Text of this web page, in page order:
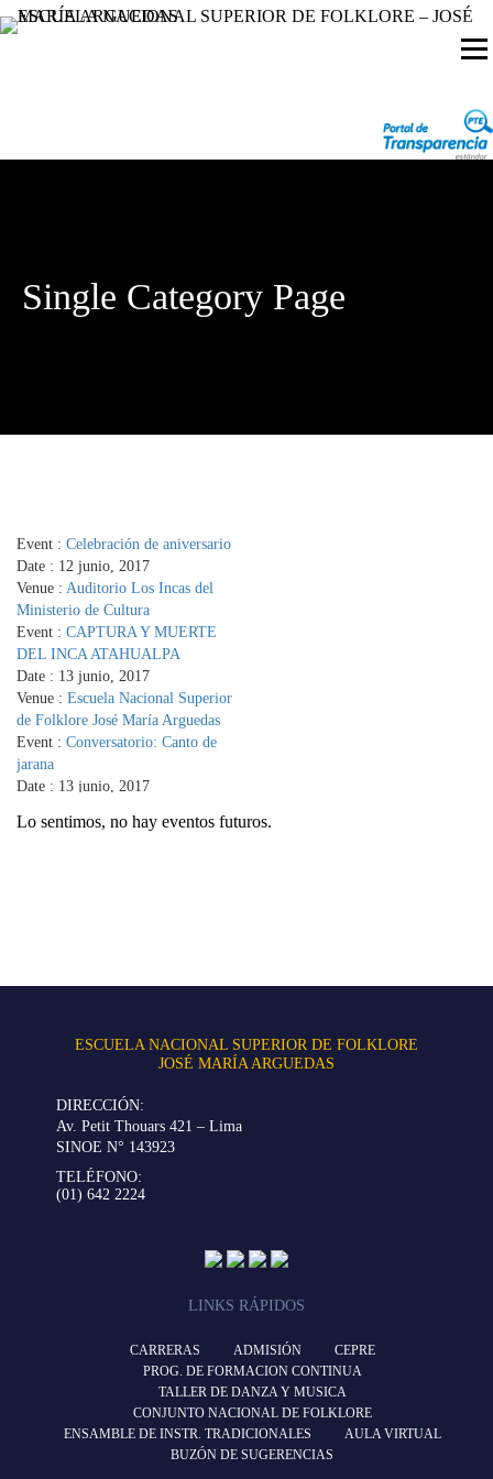
Single Category Page
Event : Celebración de aniversario
Date : 12 junio, 2017
Venue : Auditorio Los Incas del
Ministerio de Cultura
Event : CAPTURA Y MUERTE
DEL INCA ATAHUALPA
Date : 13 junio, 2017
Venue : Escuela Nacional Superior
de Folklore José María Arguedas
Event : Conversatorio: Canto de
jarana
Date : 13 junio, 2017
de Folklore José María Arguedas
Lo sentimos, no hay eventos futuros.
ESCUELA NACIONAL SUPERIOR DE FOLKLORE
JOSÉ MARÍA ARGUEDAS
DIRECCIÓN:
Av. Petit Thouars 421 – Lima
SINOE N° 143923
TELÉFONO:
(01) 642 2224
LINKS RÁPIDOS
CARRERAS ADMISIÓN
CEPRE
PROG. DE FORMACION CONTINUA
TALLER DE DANZA Y MUSICA
CONJUNTO NACIONAL DE FOLKLORE
ENSAMBLE DE INSTR. TRADICIONALES
AULA VIRTUAL
BUZÓN DE SUGERENCIAS